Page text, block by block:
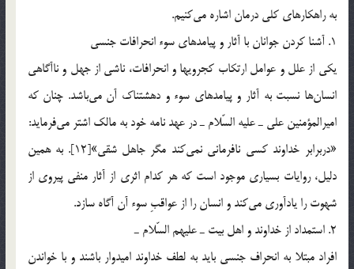
به راهكارهاي كلي درمان اشاره مي‎كنيم.
1. آشنا كردن جوانان با آثار و پيامدهاي سوء انحرافات جنسي
يكي از علل و عوامل ارتكاب كجرويها و انحرافات، ناشي از جهل و ناآگاهي
انسان‎ها نسبت به آثار و پيامدهاي سوء و دهشتناك آن مي‎باشد. چنان كه
اميرالمؤمنين علي ـ عليه السّلام ـ در عهد نامه خود به مالك اشتر مي‎فرمايد:
«دربرابر خداوند كسي نافرماني نمي‎كند مگر جاهل شقي»[12]. به همين
دليل، روايات بسياري موجود است كه هر كدام اثري از آثار منفي پيروي از
شهوت را يادآوري مي‎كند و انسان را از عواقبِ سوء آن آگاه سازد.
2. استمداد از خداوند و اهل بيت ـ عليهم السّلام ـ
افراد مبتلا به انحراف جنسي بايد به لطف خداوند اميدوار باشند و با خواندن